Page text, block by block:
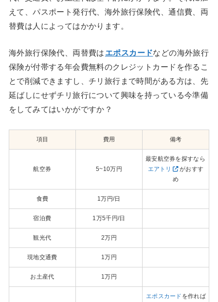
えて、パスポート発行代、海外旅行保険代、通信費、両
替費は人によってはかかります。
海外旅行保険代、両替費は エポスカードなどの海外旅行
保険が付帯する年会費無料のクレジットカードを作るこ
とで削減できますし、チリ旅行まで時間がある方は、先
延ばしにせずチリ旅行について興味を持っている今準備
をしてみてはいかがですか？
項目 費用 備考
航空券 5~10万円
最安航空券を探すなら
エアトリ
がおすす
め
食費 1万円/日
宿泊費 1万5千円/日
観光代 2万円
現地交通費 1万円
お土産代 1万円
エポスカード を作れば